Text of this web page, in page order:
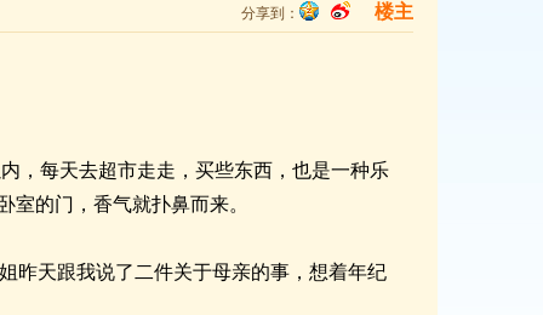
楼主
分享到：
qq
sina
，每天去超市走走，买些东西，也是一种乐
的门，香气就扑鼻而来。
昨天跟我说了二件关于母亲的事，想着年纪